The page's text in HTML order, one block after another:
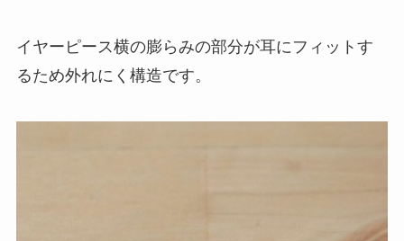
イヤーピース横の膨らみの部分が耳にフィットす
るため外れにく構造です。